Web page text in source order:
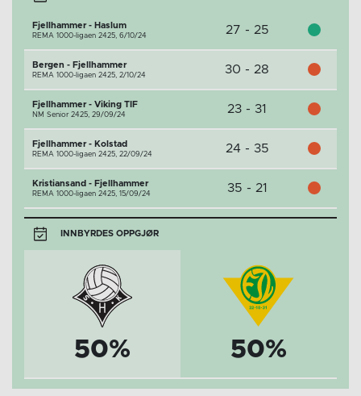
Fjellhammer - Haslum
REMA 1000-ligaen 2425, 6/10/24 27 - 25
Bergen - Fjellhammer
REMA 1000-ligaen 2425, 2/10/24 30 - 28
Fjellhammer - Viking TIF
NM Senior 2425, 29/09/24 23 - 31
Fjellhammer - Kolstad
REMA 1000-ligaen 2425, 22/09/24 24 - 35
Kristiansand - Fjellhammer
REMA 1000-ligaen 2425, 15/09/24 35 - 21
INNBYRDES OPPGJØR
50% 50%